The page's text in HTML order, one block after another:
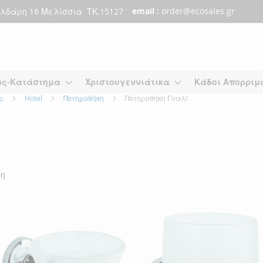
16 Μελίσσια ΤΚ.15127 email : order@ecosales.gr
Κατάστημα Χριστουγεννιάτικα Κάδοι
Hotel Ποτηροθήκη Ποτηροθήκη Γυαλί